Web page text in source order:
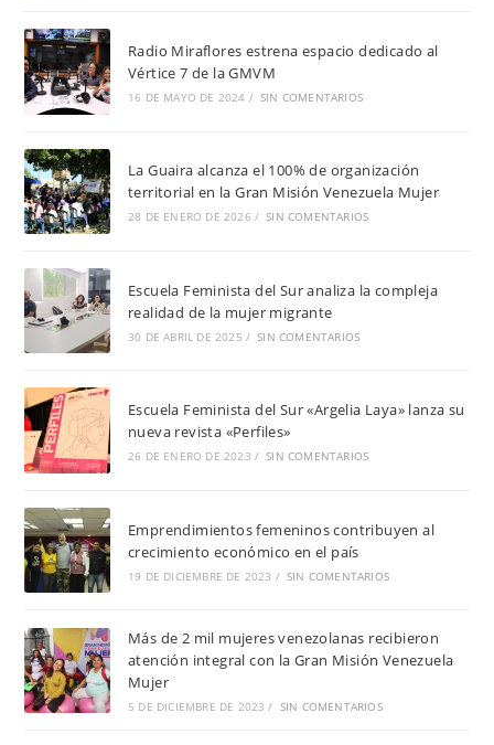
Radio Miraflores estrena espacio dedicado al
Vértice 7 de la GMVM
16 DE MAYO DE 2024 / SIN COMENTARIOS
La Guaira alcanza el 100% de organización
territorial en la Gran Misión Venezuela Mujer
28 DE ENERO DE 2026 / SIN COMENTARIOS
Escuela Feminista del Sur analiza la compleja
realidad de la mujer migrante
30 DE ABRIL DE 2025 / SIN COMENTARIOS
Escuela Feminista del Sur «Argelia Laya» lanza su
nueva revista «Perfiles»
26 DE ENERO DE 2023 / SIN COMENTARIOS
Emprendimientos femeninos contribuyen al
crecimiento económico en el país
19 DE DICIEMBRE DE 2023 / SIN COMENTARIOS
Más de 2 mil mujeres venezolanas recibieron
atención integral con la Gran Misión Venezuela
Mujer
5 DE DICIEMBRE DE 2023 / SIN COMENTARIOS